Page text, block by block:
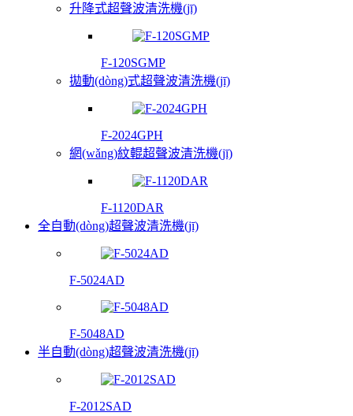
升降式超聲波清洗機(jī)
F-120SGMP
拋動(dòng)式超聲波清洗機(jī)
F-2024GPH
網(wǎng)紋輥超聲波清洗機(jī)
F-1120DAR
全自動(dòng)超聲波清洗機(jī)
F-5024AD
F-5048AD
半自動(dòng)超聲波清洗機(jī)
F-2012SAD